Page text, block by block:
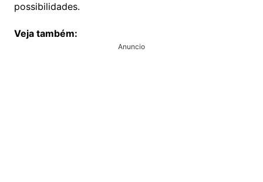
possibilidades.
Veja também:
Anuncio